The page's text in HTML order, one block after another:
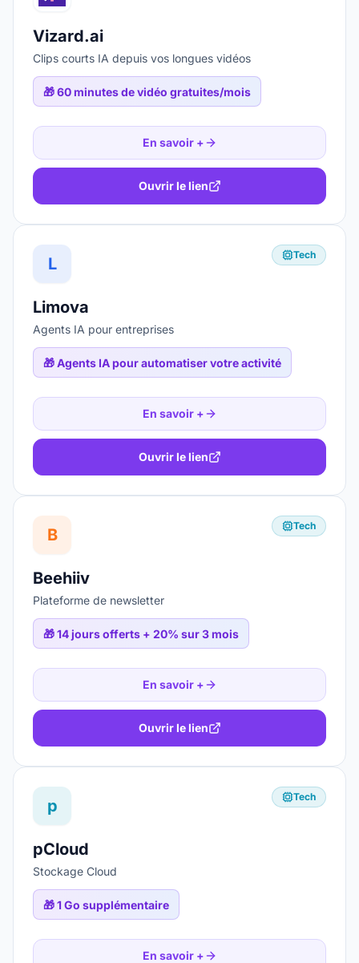
Vizard.ai
Clips courts IA depuis vos longues vidéos
🎁60 minutes de vidéo gratuites/mois
En savoir +
Ouvrir le lien
L Tech
Limova
Agents IA pour entreprises
🎁Agents IA pour automatiser votre activité
En savoir +
Ouvrir le lien
B Tech
Beehiiv
Plateforme de newsletter
🎁14 jours offerts + 20% sur 3 mois
En savoir +
Ouvrir le lien
p Tech
pCloud
Stockage Cloud
🎁1 Go supplémentaire
En savoir +